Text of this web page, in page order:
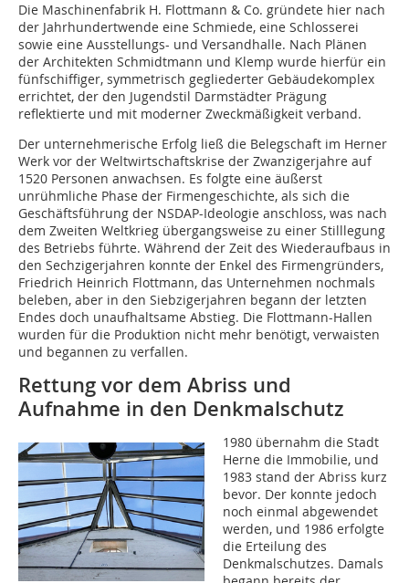
Die Maschinenfabrik H. Flottmann & Co. gründete hier nach
der Jahrhundertwende eine Schmiede, eine Schlosserei
sowie eine Ausstellungs- und Versand­halle. Nach Plänen
der Architekten Schmidtmann und Klemp wurde hierfür ein
fünfschiffiger, symmetrisch gegliederter Gebäudekomplex
errichtet, der den Jugendstil Darmstädter Prägung
reflektierte und mit moderner Zweckmäßigkeit verband.
Der unternehmerische Erfolg ließ die Belegschaft im Herner
Werk vor der Weltwirtschaftskrise der Zwanzigerjahre auf
1520 Personen anwachsen. Es folgte eine äußerst
unrühmliche Phase der Firmengeschichte, als sich die
Geschäftsführung der NSDAP-Ideologie anschloss, was nach
dem Zweiten Weltkrieg übergangsweise zu einer Stilllegung
des Betriebs führte. Während der Zeit des Wiederaufbaus in
den Sech­zigerjahren konnte der Enkel des Firmengründers,
Friedrich Heinrich Flottmann, das Unternehmen nochmals
beleben, aber in den Siebzigerjahren begann der letzten
Endes doch unaufhaltsame Abstieg. Die Flottmann-Hallen
wurden für die Produktion nicht mehr benötigt, verwaisten
und begannen zu verfallen.
Rettung vor dem Abriss und
Aufnahme in den Denkmalschutz
1980 übernahm die Stadt
Herne die Immobilie, und
1983 stand der Abriss kurz
bevor. Der konnte jedoch
noch einmal abgewendet
werden, und 1986 erfolgte
die Erteilung des
Denkmalschutzes. Damals